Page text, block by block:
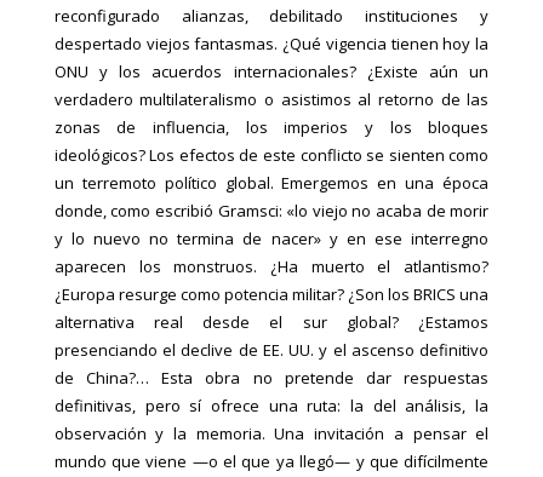
reconfigurado alianzas, debilitado instituciones y
despertado viejos fantasmas. ¿Qué vigencia tienen hoy la
ONU y los acuerdos internacionales? ¿Existe aún un
verdadero multilateralismo o asistimos al retorno de las
zonas de influencia, los imperios y los bloques
ideológicos? Los efectos de este conflicto se sienten como
un terremoto político global. Emergemos en una época
donde, como escribió Gramsci: «lo viejo no acaba de morir
y lo nuevo no termina de nacer» y en ese interregno
aparecen los monstruos. ¿Ha muerto el atlantismo?
¿Europa resurge como potencia militar? ¿Son los BRICS una
alternativa real desde el sur global? ¿Estamos
presenciando el declive de EE. UU. y el ascenso definitivo
de China?… Esta obra no pretende dar respuestas
definitivas, pero sí ofrece una ruta: la del análisis, la
observación y la memoria. Una invitación a pensar el
mundo que viene —o el que ya llegó— y que difícilmente